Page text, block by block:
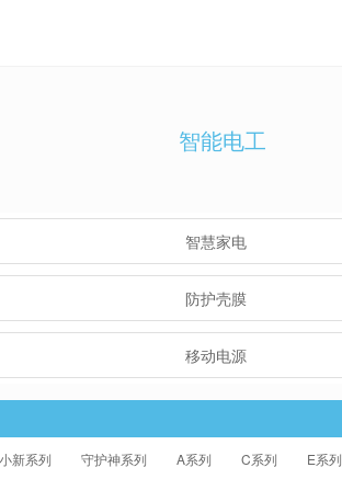
智能电工
智慧家电
防护壳膜
移动电源
小新系列 守护神系列 A系列 C系列 E系列